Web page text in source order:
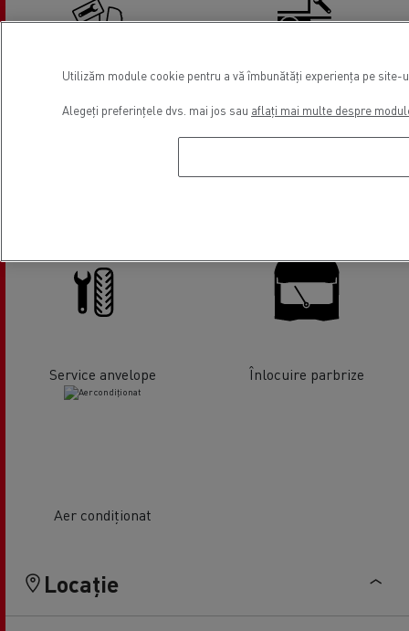
Service anvelope Înlocuire parbrize
Aer condiționat
Locație
Utilizăm module cookie pentru a vă îmbunătăți experiența pe
Alegeți preferințele dvs. mai jos sau aflați mai multe despre